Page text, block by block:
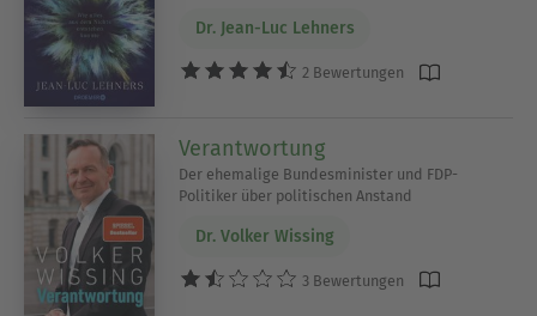
Dr. Jean-Luc Lehners
2 Bewertungen
Verantwortung
Der ehemalige Bundesminister und FDP-
Politiker über politischen Anstand
Dr. Volker Wissing
3 Bewertungen